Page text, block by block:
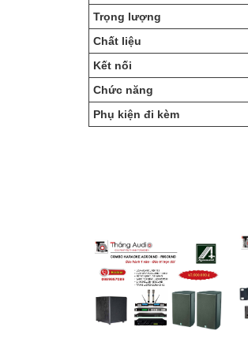
Trọng lượng
Chất liệu
Kết nối
Chức năng
Phụ kiện đi kèm